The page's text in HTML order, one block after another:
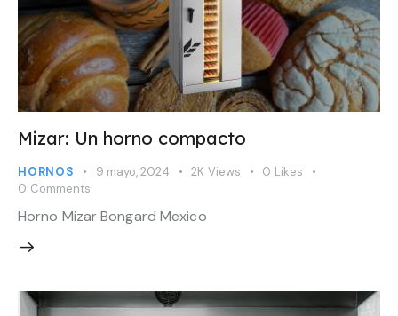
Mizar: Un horno compacto
HORNOS 9 mayo, 2024 2K Views 0 Likes
0 Comments
Horno Mizar Bongard Mexico